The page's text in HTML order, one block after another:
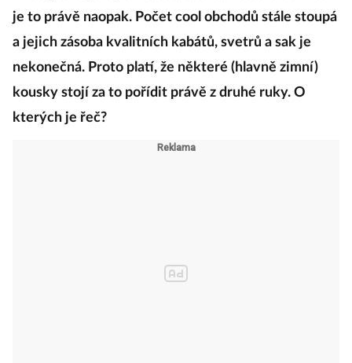
je to právě naopak. Počet cool obchodů stále stoupá
a jejich zásoba kvalitních kabátů, svetrů a sak je
nekonečná. Proto platí, že některé (hlavně zimní)
kousky stojí za to pořídit právě z druhé ruky. O
kterých je řeč?